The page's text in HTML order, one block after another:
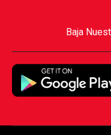
Baja